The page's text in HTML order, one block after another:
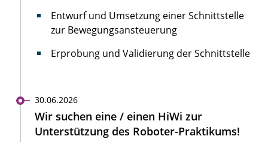
Entwurf und Umsetzung einer Schnittstelle
zur Bewegungsansteuerung
Erprobung und Validierung der Schnittstelle
30.06.2026
Wir suchen eine / einen HiWi zur
Unterstützung des Roboter-Praktikums!